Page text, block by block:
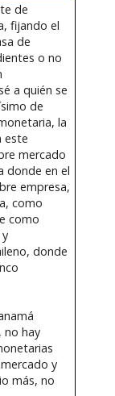
de
fijando el
de
o no
a quién se
de
la
este
mercado
donde en el
empresa,
como
como
donde
no hay
y
más, no